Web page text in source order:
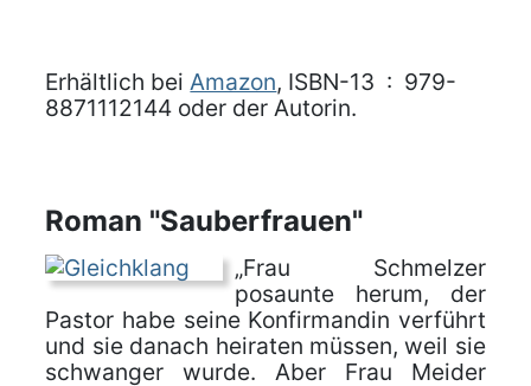
Erhältlich beiAmazon, ISBN-13 ‏ : ‎ 979-
8871112144 oder der Autorin.
Roman "Sauberfrauen"
„Frau Schmelzer
posaunte herum, der
Pastor habe seine Konfirmandin verführt
und sie danach heiraten müssen, weil sie
schwanger wurde. Aber Frau Meider